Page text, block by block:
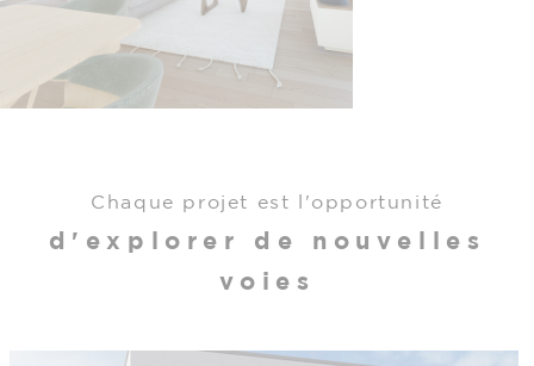
Chaque projet est l'opportunité
d'explorer de nouvelles
voies